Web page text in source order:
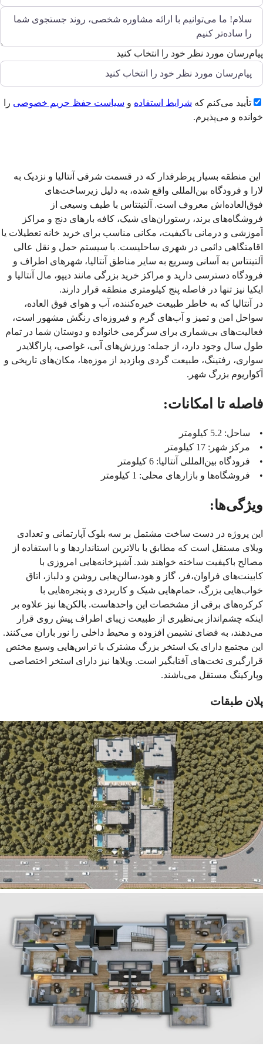
پیام‌رسان مورد نظر خود را انتخاب کنید
تأیید می‌کنم که شرایط استفاده و سیاست حفظ حریم خصوصی را
خوانده و می‌پذیرم.
این منطقه بسیار پرطرفدار که در قسمت شرقی آنتالیا و نزدیک به
لارا و فرودگاه بین‌المللی واقع شده، به دلیل زیرساخت‌های
فوق‌العاده‌اش معروف است. آلتینتاس با طیف وسیعی از
فروشگاه‌های برند، رستوران‌های شیک، کافه بارهای دنج و مراکز
آموزشی و درمانی باکیفیت، مکانی مناسب برای خرید خانه تعطیلات یا
اقامتگاهی دائمی در شهری ساحلیست. با سیستم حمل و نقل عالی
آلتینتاس به آسانی وسریع به سایر مناطق آنتالیا، شهرهای اطراف و
فرودگاه دسترسی دارید و مراکز خرید بزرگی مانند دیپو، مال آنتالیا و
ایکیا نیز تنها در فاصله پنج کیلومتری منطقه قرار دارند.
در آنتالیا که به خاطر طبیعت خیره‌کننده، آب و هوای فوق العاده،
سواحل امن و تمیز و آب‌های گرم و فیروزه‌ای رنگش مشهور است،
فعالیت‌های بی‌شماری برای سرگرمی خانواده و دوستان شما در تمام
طول سال وجود دارد، از جمله: ورزش‌های آبی، غواصی، پاراگلایدر
سواری، رفتینگ، طبیعت گردی وبازدید از موزه‌ها، مکان‌های تاریخی و
آکواریوم بزرگ شهر.
فاصله تا امکانات:
• ساحل: 5.2 کیلومتر
• مرکز شهر: 17 کیلومتر
• فرودگاه بین‌المللی آنتالیا: 6 کیلومتر
• فروشگاه‌ها و بازارهای محلی: 1 کیلومتر
ویژگی‌ها:
این پروژه در دست ساخت مشتمل بر سه بلوک آپارتمانی و تعدادی
ویلای مستقل است که مطابق با بالاترین استانداردها و با استفاده از
مصالح باکیفیت ساخته خواهند شد. آشپزخانه‌هایی امروزی با
کابینت‌های فراوان،فر، گاز و هود،سالن‌هایی روشن و دلباز، اتاق
خواب‌هایی بزرگ، حمام‌هایی شیک و کاربردی و پنجره‌هایی با
کرکره‌های برقی از مشخصات این واحدهاست. بالکن‌ها نیز علاوه بر
اینکه چشم‌انداز بی‌نظیری از طبیعت زیبای اطراف پیش روی قرار
می‌دهند، به فضای نشیمن افزوده و محیط داخلی را نور باران می‌کنند.
این مجتمع دارای یک استخر بزرگ مشترک با تراس‌هایی وسیع مختص
قرارگیری تخت‌های آفتابگیر است. ویلاها نیز دارای استخر اختصاصی
وپارکینگ مستقل می‌باشند.
پلان طبقات